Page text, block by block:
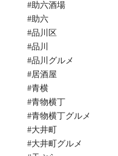
#助六酒場
#助六
#品川区
#品川
#品川グルメ
#居酒屋
#青横
#青物横丁
#青物横丁グルメ
#大井町
#大井町グルメ